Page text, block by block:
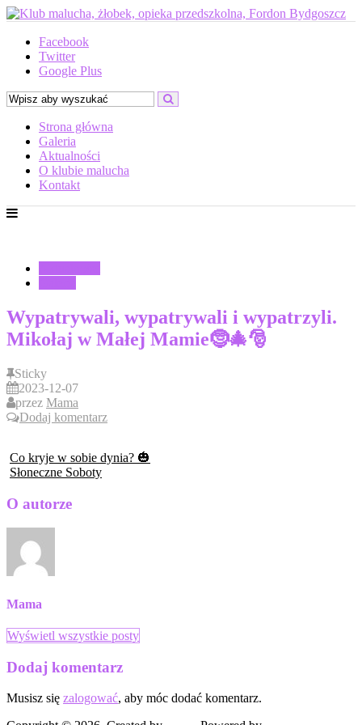
Facebook
Twitter
Google Plus
Strona główna
Galeria
Aktualności
O klubie malucha
Kontakt
Wypatrywali, wypatrywali i wypatrzyli.
Mikołaj w Małej Mamie🤶🎄🎅
Sticky
2023-12-07
przez Mama
Dodaj komentarz
Co kryje w sobie dynia? 🎃
Słoneczne Soboty
O autorze
Mama
Wyświetl wszystkie posty
Dodaj komentarz
Musisz się zalogować, aby móc dodać komentarz.